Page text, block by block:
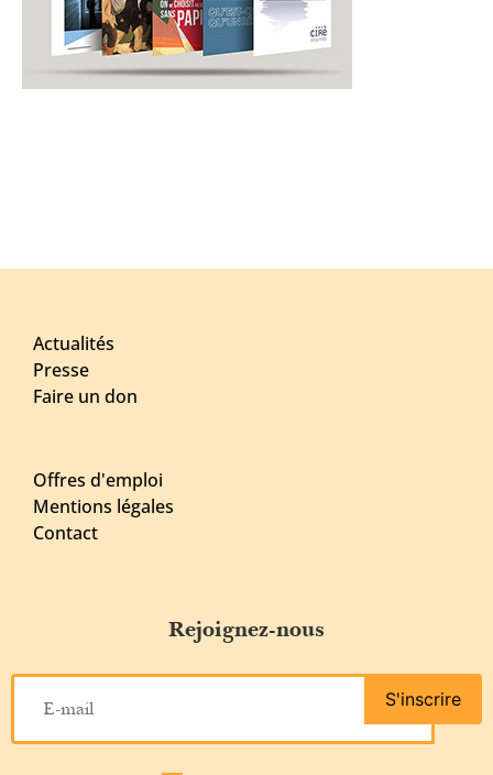
Actualités
Presse
Faire un don
Offres d'emploi
Mentions légales
Contact
Rejoignez-nous
S'inscrire